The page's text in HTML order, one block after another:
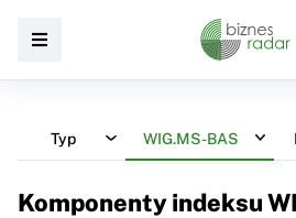
Typ WIG.MS-BAS
Komponenty indeksu